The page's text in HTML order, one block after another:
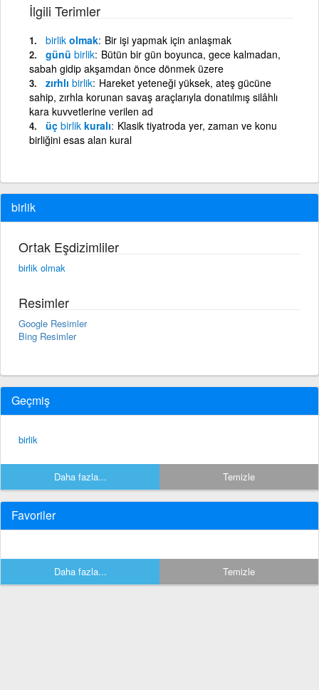
İlgili Terimler
birlik olmak Bir işi yapmak için anlaşmak
günü birlik Bütün bir gün boyunca, gece kalmadan,
sabah gidip akşamdan önce dönmek üzere
zırhlı birlik Hareket yeteneği yüksek, ateş gücüne
sahip, zırhla korunan savaş araçlarıyla donatılmış silâhlı
kara kuvvetlerine verilen ad
üç birlik kuralı Klasik tiyatroda yer, zaman ve konu
birliğini esas alan kural
birlik
Ortak Eşdizimliler
birlik olmak
Resimler
Google Resimler
Bing Resimler
Geçmiş
birlik
Daha fazla... Temizle
Favoriler
Daha fazla... Temizle